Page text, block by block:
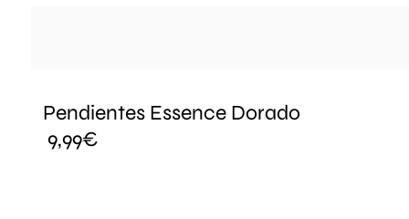
Pendientes Essence Dorado
9,99€